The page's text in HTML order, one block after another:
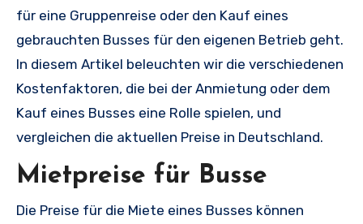
für eine Gruppenreise oder den Kauf eines
gebrauchten Busses für den eigenen Betrieb geht.
In diesem Artikel beleuchten wir die verschiedenen
Kostenfaktoren, die bei der Anmietung oder dem
Kauf eines Busses eine Rolle spielen, und
vergleichen die aktuellen Preise in Deutschland.
Mietpreise für Busse
Die Preise für die Miete eines Busses können